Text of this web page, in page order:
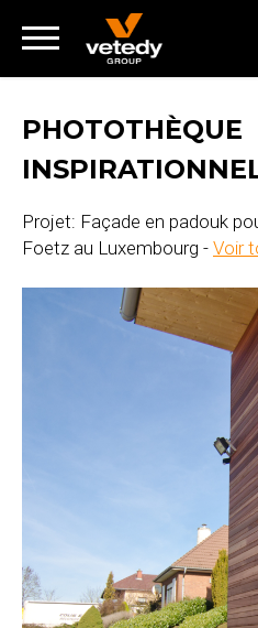
PHOTOTHÈQUE
Projet: Façade en padouk
Foetz au Luxembourg - Voir